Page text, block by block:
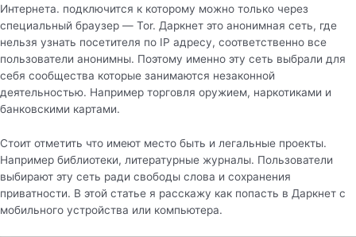
Интернета. подключится к которому можно только через
специальный браузер — Tor. Даркнет это анонимная сеть, где
нельзя узнать посетителя по IP адресу, соответственно все
пользователи анонимны. Поэтому именно эту сеть выбрали для
себя сообщества которые занимаются незаконной
деятельностью. Например торговля оружием, наркотиками и
банковскими картами.
Стоит отметить что имеют место быть и легальные проекты.
Например библиотеки, литературные журналы. Пользователи
выбирают эту сеть ради свободы слова и сохранения
приватности. В этой статье я расскажу как попасть в Даркнет с
мобильного устройства или компьютера.